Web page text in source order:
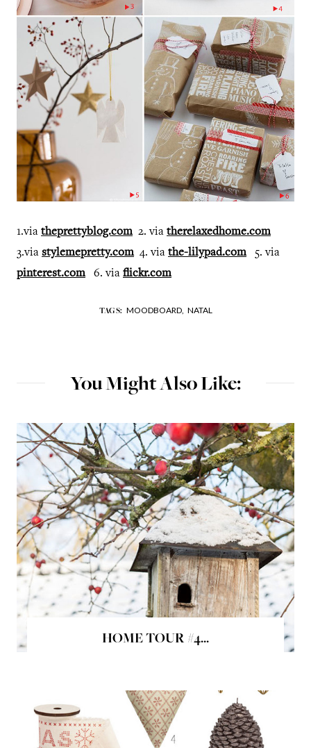
1.via theprettyblog.com2. via therelaxedhome.com
3.via stylemepretty.com4. via the-lilypad.com5. via
pinterest.com6. via flickr.com
TAGS: MOODBOARD, NATAL
You Might Also Like:
HOME TOUR #4...